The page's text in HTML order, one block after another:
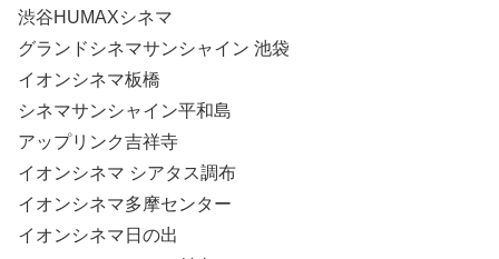
渋谷HUMAXシネマ
グランドシネマサンシャイン 池袋
イオンシネマ板橋
シネマサンシャイン平和島
アップリンク吉祥寺
イオンシネマ シアタス調布
イオンシネマ多摩センター
イオンシネマ日の出